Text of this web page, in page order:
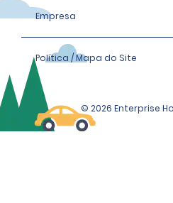
Empresa
Política / Mapa do Site
© 2026 Enterprise